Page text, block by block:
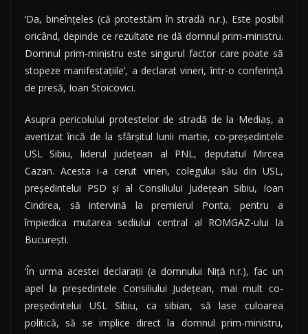
‘Da, bineînţeles (că protestăm în stradă n.r.). Este posibil
oricând, depinde ce rezultate ne dă domnul prim-ministru.
Domnul prim-ministru este singurul factor care poate să
stopeze manifestaţiile’, a declarat vineri, într-o conferinţă
de presă, Ioan Stoicovici.
Asupra pericolului protestelor de stradă de la Mediaş, a
avertizat încă de la sfârşitul lunii martie, co-preşedintele
USL Sibiu, liderul judeţean al PNL, deputatul Mircea
Cazan. Acesta i-a cerut vineri, colegului său din USL,
preşedintelui PSD şi al Consiliului Judeţean Sibiu, Ioan
Cindrea, să intervină la premierul Ponta, pentru a
împiedica mutarea sediului central al ROMGAZ-ului la
Bucureşti.
‘În urma acestei declaraţii (a domnului Niţă n.r.), fac un
apel la preşedintele Consiliului Judeţean, mai mult co-
preşedintelui USL Sibiu, ca sibian, să lase culoarea
politică, să se implice direct la domnul prim-ministru,